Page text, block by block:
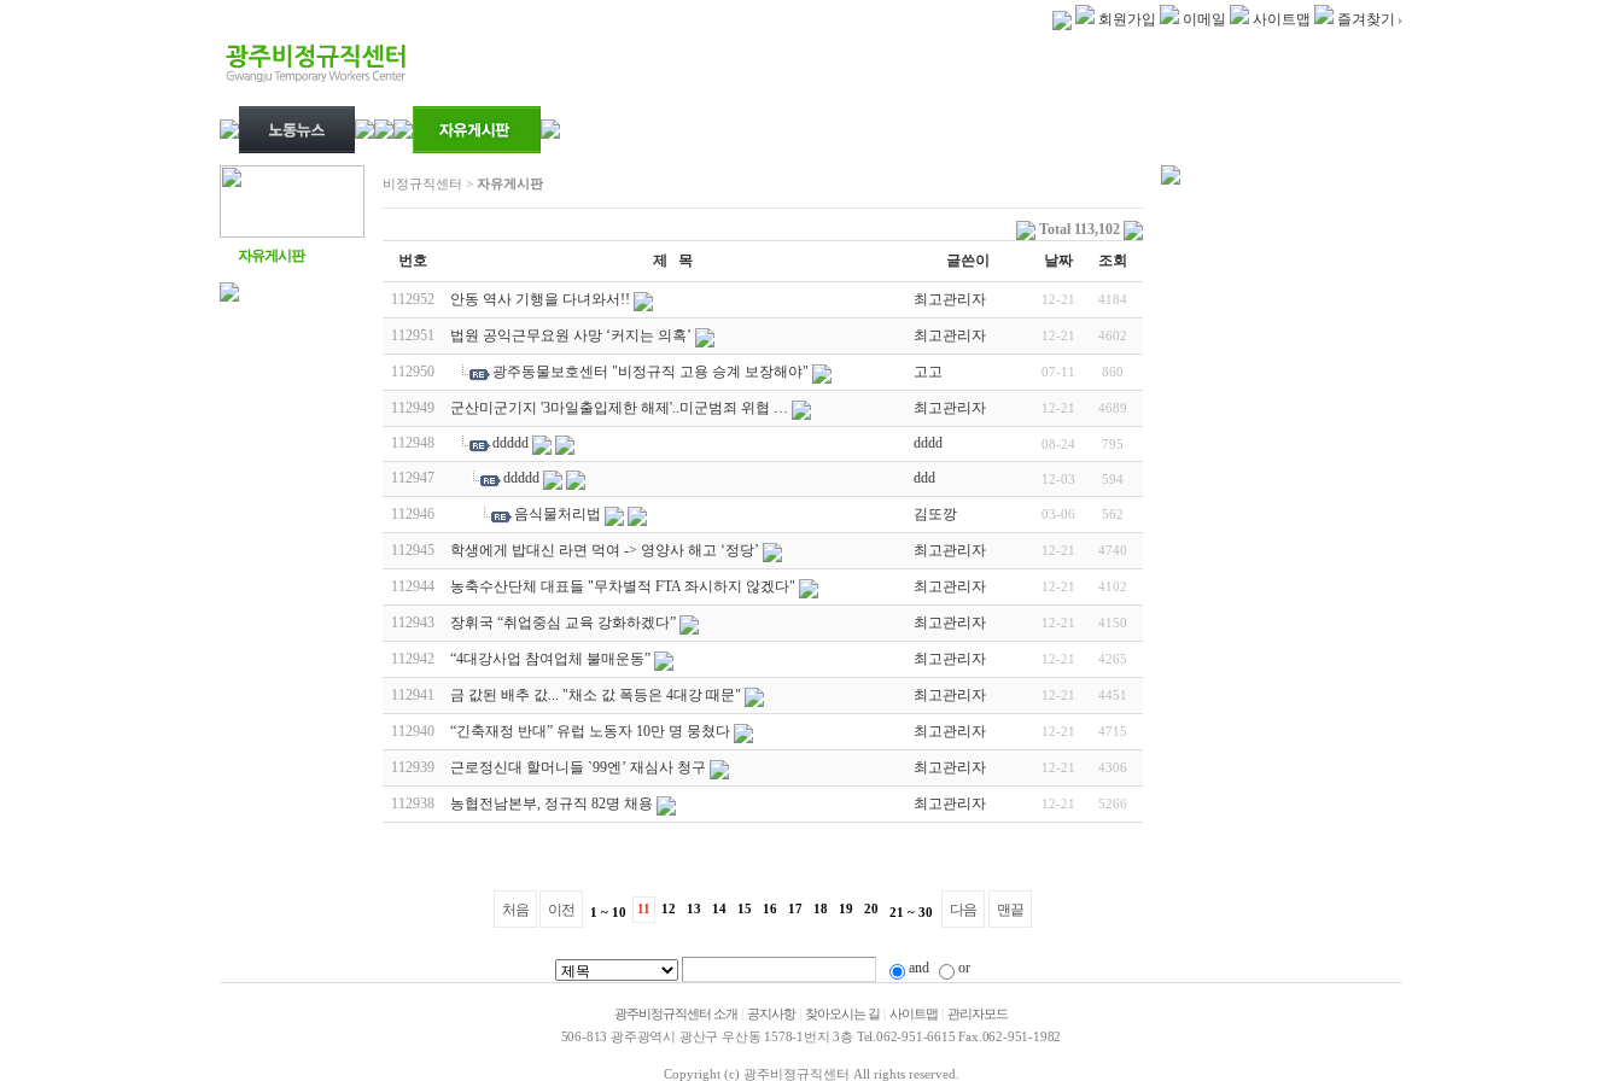
회원가입 이메일 사이트맵 즐겨찾기
자유게시판
비정규직센터 > 자유게시판
Total 113,102
번호
제 목 글쓴이 날짜 조회
112952 안동 역사 기행을 다녀와서!! 최고관리자 12-21 4184
112951 법원 공익근무요원 사망 ‘커지는 의혹’ 최고관리자 12-21 4602
112950 광주동물보호센터 "비정규직 고용 승계 보장해야" 고고 07-11 860
112949 군산미군기지 '3마일출입제한 해제'..미군범죄 위협 … 최고관리자 12-21 4689
112948 ddddd dddd 08-24 795
112947 ddddd ddd 12-03 594
112946 음식물처리법 김또깡 03-06 562
112945 학생에게 밥대신 라면 먹여 -> 영양사 해고 ‘정당’ 최고관리자 12-21 4740
112944 농축수산단체 대표들 "무차별적 FTA 좌시하지 않겠다" 최고관리자 12-21 4102
112943 장휘국 “취업중심 교육 강화하겠다” 최고관리자 12-21 4150
112942 “4대강사업 참여업체 불매운동” 최고관리자 12-21 4265
112941 금 값된 배추 값... "채소 값 폭등은 4대강 때문" 최고관리자 12-21 4451
112940 “긴축재정 반대” 유럽 노동자 10만 명 뭉쳤다 최고관리자 12-21 4715
112939 근로정신대 할머니들 `99엔’ 재심사 청구 최고관리자 12-21 4306
112938 농협전남본부, 정규직 82명 채용 최고관리자 12-21 5266
처음 이전 1 ~ 10 11 12 13 14 15 16 17 18 19 20 21 ~ 30 다음 맨끝
and or
광주비정규직센터 소개 공지사항| 찾아오시는 길 사이트맵
관리자모드
506-813 광주광역시 광산구 우산동 1578-1번지 3층 Tel.062-951-6615 Fax.062-951-1982
Copyright (c) 광주비졍규직센터 All rights reserved.